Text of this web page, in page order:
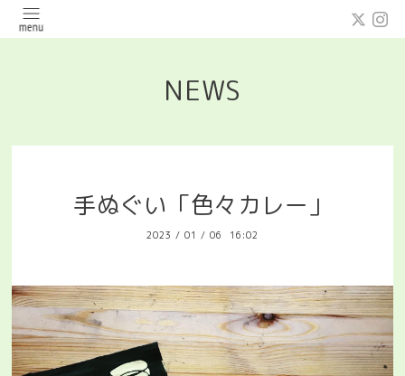
NEWS
手ぬぐい「色々カレー」
2023 / 01 / 06 16:02